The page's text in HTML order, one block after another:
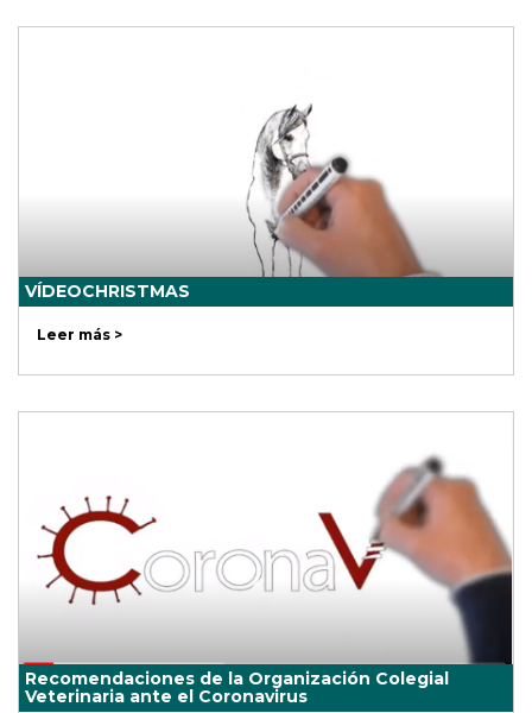
VÍDEOCHRISTMAS
Leer más >
Recomendaciones de la Organización Colegial
Veterinaria ante el Coronavirus